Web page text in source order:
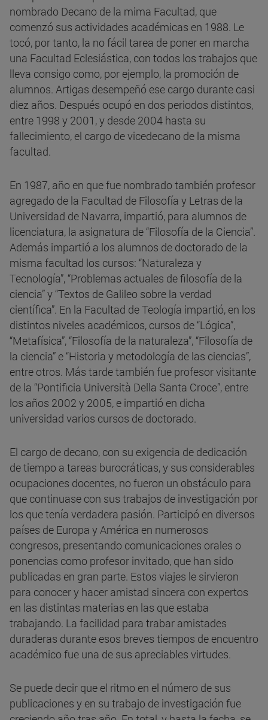
nombrado Decano de la mima Facultad, que
comenzó sus actividades académicas en 1988. Le
tocó, por tanto, la no fácil tarea de poner en marcha
una Facultad Eclesiástica, con todos los trabajos que
lleva consigo como, por ejemplo, la promoción de
alumnos. Artigas desempeñó ese cargo durante casi
diez años. Después ocupó en dos periodos distintos,
entre 1998 y 2001, y desde 2004 hasta su
fallecimiento, el cargo de vicedecano de la misma
facultad.
En 1987, año en que fue nombrado también profesor
agregado de la Facultad de Filosofía y Letras de la
Universidad de Navarra, impartió, para alumnos de
licenciatura, la asignatura de “Filosofía de la Ciencia”.
Además impartió a los alumnos de doctorado de la
misma facultad los cursos: “Naturaleza y
Tecnología”, “Problemas actuales de filosofía de la
ciencia” y “Textos de Galileo sobre la verdad
científica”. En la Facultad de Teología impartió, en los
distintos niveles académicos, cursos de “Lógica”,
“Metafísica”, “Filosofía de la naturaleza”, “Filosofía de
la ciencia” e “Historia y metodología de las ciencias”,
entre otros. Más tarde también fue profesor visitante
de la “Pontificia Università Della Santa Croce”, entre
los años 2002 y 2005, e impartió en dicha
universidad varios cursos de doctorado.
El cargo de decano, con su exigencia de dedicación
de tiempo a tareas burocráticas, y sus considerables
ocupaciones docentes, no fueron un obstáculo para
que continuase con sus trabajos de investigación por
los que tenía verdadera pasión. Participó en diversos
países de Europa y América en numerosos
congresos, presentando comunicaciones orales o
ponencias como profesor invitado, que han sido
publicadas en gran parte. Estos viajes le sirvieron
para conocer y hacer amistad sincera con expertos
en las distintas materias en las que estaba
trabajando. La facilidad para trabar amistades
duraderas durante esos breves tiempos de encuentro
académico fue una de sus apreciables virtudes.
Se puede decir que el ritmo en el número de sus
publicaciones y en su trabajo de investigación fue